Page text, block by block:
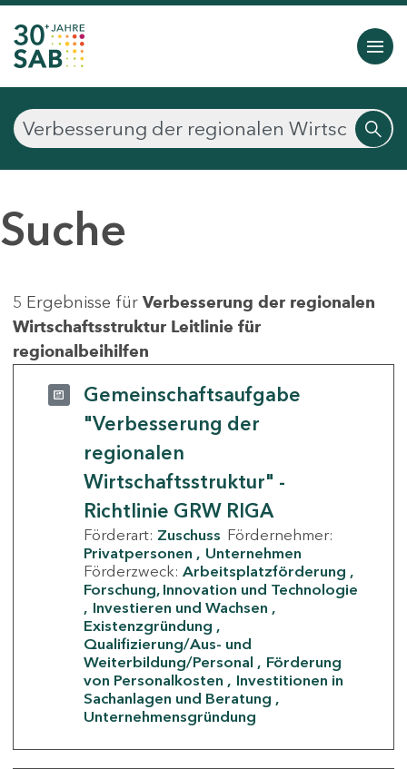
Suche
5 Ergebnisse für Verbesserung der regionalen
Wirtschaftsstruktur Leitlinie für
regionalbeihilfen
Gemeinschaftsaufgabe
"Verbesserung der
regionalen
Wirtschaftsstruktur" -
Richtlinie GRW RIGA
Förderart: Zuschuss Fördernehmer:
Privatpersonen
Unternehmen
Förderzweck: Arbeitsplatzförderung
Forschung, Innovation und Technologie
Investieren und Wachsen
Existenzgründung
Qualifizierung/Aus- und
Weiterbildung/Personal
Förderung
von Personalkosten
Investitionen in
Sachanlagen und Beratung
Unternehmensgründung